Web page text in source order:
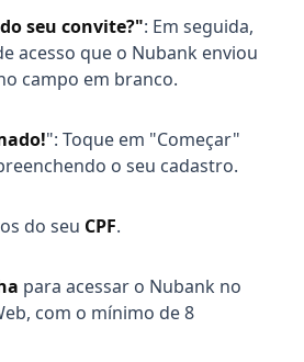
seu convite?": Em seguida,
acesso que o Nubank enviou
campo em branco.
": Toque em "Começar"
o seu cadastro.
do seu CPF.
para acessar o Nubank no
com o mínimo de 8